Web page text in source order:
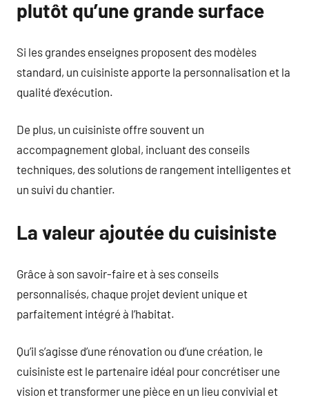
plutôt qu’une grande surface
Si les grandes enseignes proposent des modèles
standard, un cuisiniste apporte la personnalisation et la
qualité d’exécution.
De plus, un cuisiniste offre souvent un
accompagnement global, incluant des conseils
techniques, des solutions de rangement intelligentes et
un suivi du chantier.
La valeur ajoutée du cuisiniste
Grâce à son savoir-faire et à ses conseils
personnalisés, chaque projet devient unique et
parfaitement intégré à l’habitat.
Qu’il s’agisse d’une rénovation ou d’une création, le
cuisiniste est le partenaire idéal pour concrétiser une
vision et transformer une pièce en un lieu convivial et